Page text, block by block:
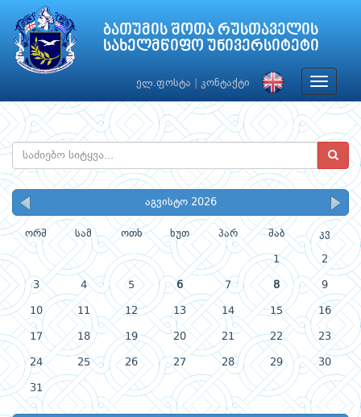
ბათუმის შოთა რუსთაველის
სახელმწიფო უნივერსიტეტი
ელ.ფოსტა კონტაქტი
Toggle
აგვისტო 2026
ორშ სამ ოთხ ხუთ პარ შაბ კვ
1 2
3 4 5 6 7 8 9
10 11 12 13 14 15 16
17 18 19 20 21 22 23
24 25 26 27 28 29 30
31